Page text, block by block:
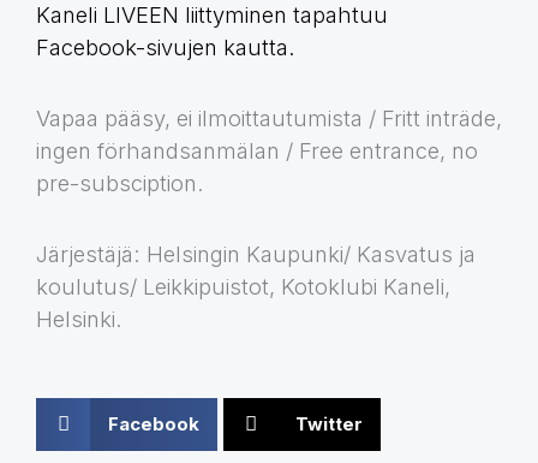
Kaneli LIVEEN liittyminen tapahtuu
Facebook-sivujen kautta.
Vapaa pääsy, ei ilmoittautumista / Fritt inträde,
ingen förhandsanmälan / Free entrance, no
pre-subsciption.
Järjestäjä: Helsingin Kaupunki/ Kasvatus ja
koulutus/ Leikkipuistot, Kotoklubi Kaneli,
Helsinki.
Facebook Twitter